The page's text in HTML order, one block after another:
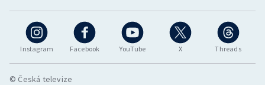
Instagram Facebook YouTube X Threads
© Česká televize